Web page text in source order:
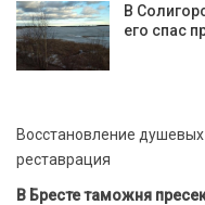
В
его спас
Восстановление
реставрация
В Бресте таможня